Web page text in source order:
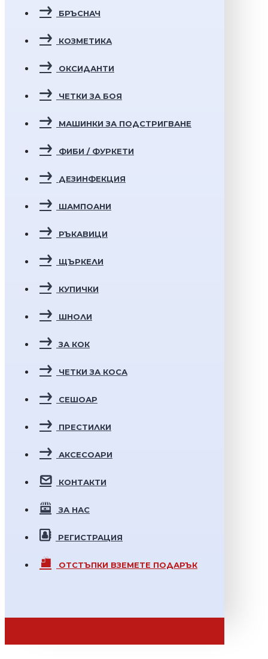
БРЪСНАЧ
КОЗМЕТИКА
ОКСИДАНТИ
ЧЕТКИ ЗА БОЯ
МАШИНКИ ЗА ПОДСТРИГВАНЕ
ФИБИ / ФУРКЕТИ
ДЕЗИНФЕКЦИЯ
ШАМПОАНИ
РЪКАВИЦИ
ЩЪРКЕЛИ
КУПИЧКИ
ШНОЛИ
ЗА КОК
ЧЕТКИ ЗА КОСА
СЕШОАР
ПРЕСТИЛКИ
АКСЕСОАРИ
КОНТАКТИ
ЗА НАС
РЕГИСТРАЦИЯ
ОТСТЪПКИ ВЗЕМЕТЕ ПОДАРЪК